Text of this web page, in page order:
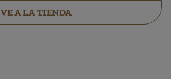
VE A LA TIENDA